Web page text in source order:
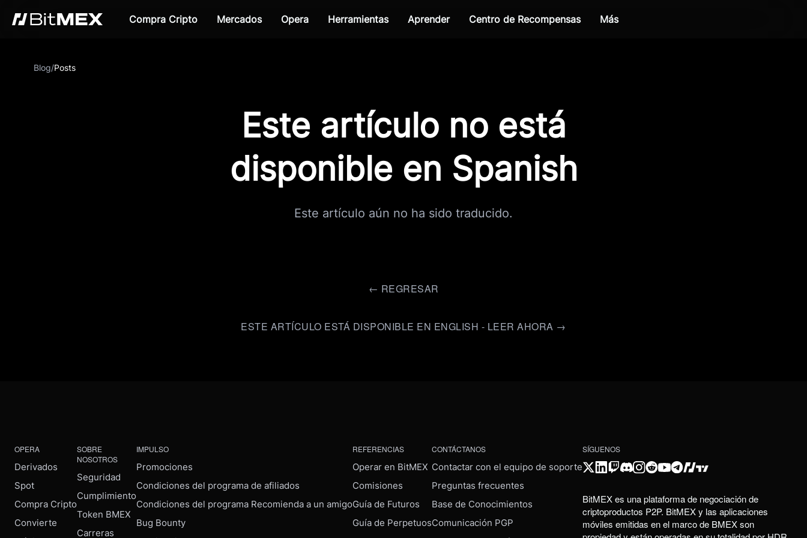
Compra Cripto Mercados Opera Herramientas Aprender Centro de Recompensas Más
Blog/Posts
Este artículo no está
disponible en Spanish
Este artículo aún no ha sido traducido.
← REGRESAR
ESTE ARTÍCULO ESTÁ DISPONIBLE EN ENGLISH - LEER AHORA →
OPERA
Derivados
Spot
Compra Cripto
Convierte
SOBRE
NOSOTROS
Seguridad
Cumplimiento
Token BMEX
Carreras
IMPULSO
Promociones
Condiciones del programa de afiliados
Condiciones del programa Recomienda a un amigo
Bug Bounty
REFERENCIAS
Operar en BitMEX
Comisiones
Guía de Futuros
Guía de Perpetuos
CONTÁCTANOS
Contactar con el equipo de soporte
Preguntas frecuentes
Base de Conocimientos
Comunicación PGP
SÍGUENOS
BitMEX es una plataforma de negociación de
criptoproductos P2P. BitMEX y las aplicaciones
móviles emitidas en el marco de BMEX son